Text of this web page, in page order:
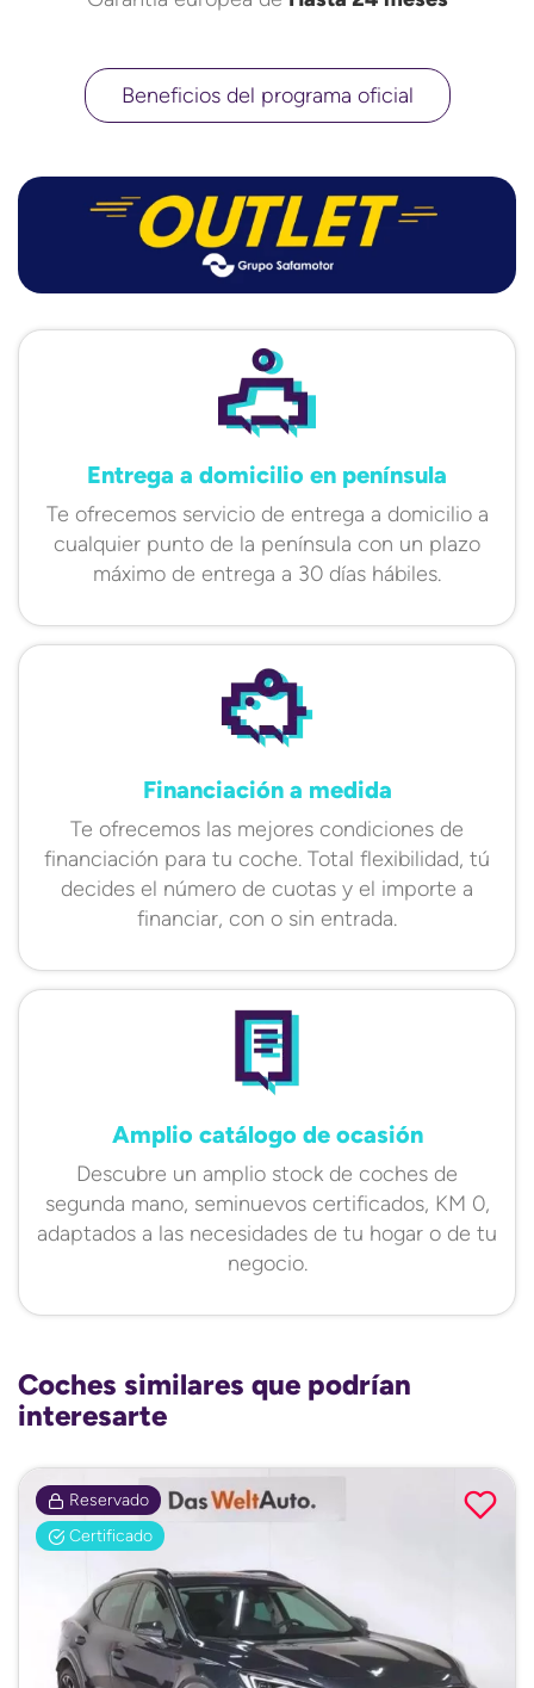
Beneficios del programa oficial
Entrega a domicilio en península
Te ofrecemos servicio de entrega a domicilio a
cualquier punto de la península con un plazo
máximo de entrega a 30 días hábiles.
Financiación a medida
Te ofrecemos las mejores condiciones de
financiación para tu coche. Total flexibilidad, tú
decides el número de cuotas y el importe a
financiar, con o sin entrada.
Amplio catálogo de ocasión
Descubre un amplio stock de coches de
segunda mano, seminuevos certificados, KM 0,
adaptados a las necesidades de tu hogar o de tu
negocio.
Coches similares que podrían
interesarte
Reservado
Certificado